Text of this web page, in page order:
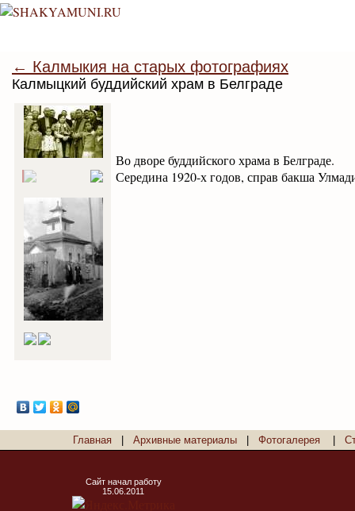
← Калмыкия на старых фотографиях
Калмыцкий буддийский храм в Белграде
Во дворе буддийского храма в Белграде.
Середина 1920-х годов, справ бакша
Главная Архивные материалы Фотогалерея
Сайт начал работу
15.06.2011